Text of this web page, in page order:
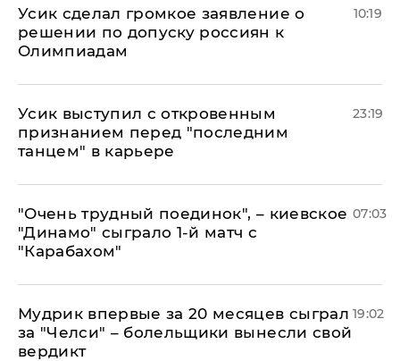
Усик сделал громкое заявление о
решении по допуску россиян к
Олимпиадам
10:19
Усик выступил с откровенным
признанием перед "последним
танцем" в карьере
23:19
"Очень трудный поединок", – киевское
"Динамо" сыграло 1-й матч с
"Карабахом"
07:03
Мудрик впервые за 20 месяцев сыграл
за "Челси" – болельщики вынесли свой
вердикт
19:02